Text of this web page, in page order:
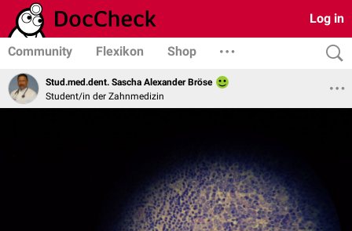
Log in
Community Flexikon Shop
Stud.med.dent. Sascha Alexander Bröse
Student/in der Zahnmedizin